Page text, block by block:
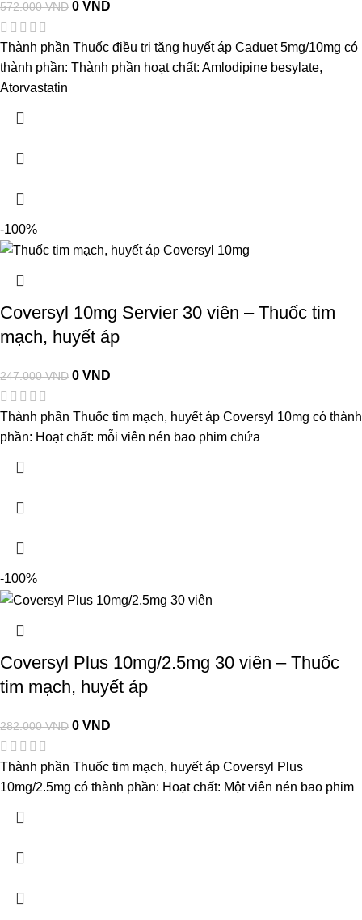
572.000VND 0VND
Thành phần Thuốc điều trị tăng huyết áp Caduet 5mg/10mg có
thành phần: Thành phần hoạt chất: Amlodipine besylate,
Atorvastatin
-100%
Coversyl 10mg Servier 30 viên – Thuốc tim
mạch, huyết áp
247.000VND 0VND
Thành phần Thuốc tim mạch, huyết áp Coversyl 10mg có thành
phần: Hoạt chất: mỗi viên nén bao phim chứa
-100%
Coversyl Plus 10mg/2.5mg 30 viên – Thuốc
tim mạch, huyết áp
282.000VND 0VND
Thành phần Thuốc tim mạch, huyết áp Coversyl Plus
10mg/2.5mg có thành phần: Hoạt chất: Một viên nén bao phim